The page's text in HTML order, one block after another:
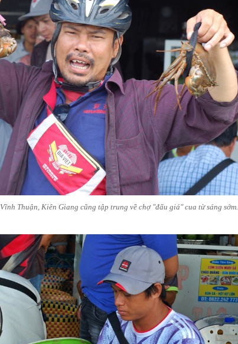
Thuận, Kiên Giang cũng tập trung về chợ "đấu giá" cua từ sáng sớm.